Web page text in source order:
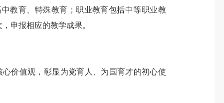
教育、特殊教育；职业教育包括中等职业教
申报相应的教学成果。
价值观，彰显为党育人、为国育才的初心使